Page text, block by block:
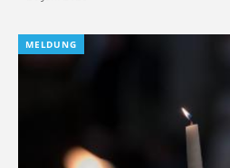
MELDUNG